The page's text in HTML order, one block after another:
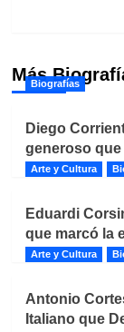
MásBiografías
Diego
generoso
Arte y Cultura
Eduardi
que marcó la
Arte y Cultura
Antonio
Italiano que